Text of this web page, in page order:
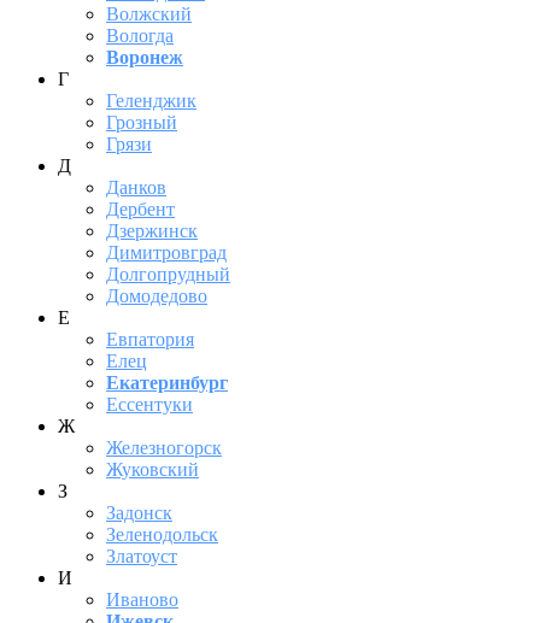
Волжский
Вологда
Воронеж
Г
Геленджик
Грозный
Грязи
Д
Данков
Дербент
Дзержинск
Димитровград
Долгопрудный
Домодедово
Е
Евпатория
Елец
Екатеринбург
Ессентуки
Ж
Железногорск
Жуковский
З
Задонск
Зеленодольск
Златоуст
И
Иваново